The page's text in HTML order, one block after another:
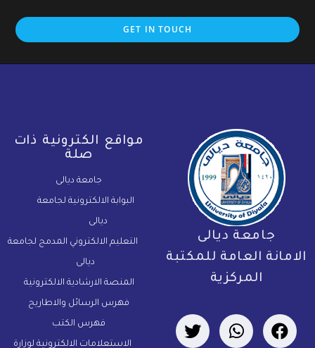
GET IN TOUCH
جامعة ديالى
العامة للمكتبة
المركزية
مواقع الكترونية ذات
صلة
جامعة ديالى
البوابة الالكترونية لجامعة
ديالى
التعليم الالكتروني المدمج لجامعة
ديالى
المنصة الارشادية الالكترونية
فهرس الرسائل والاطاريح
فهرس الكتب
الاستعلامات الالكترونية لوزارة